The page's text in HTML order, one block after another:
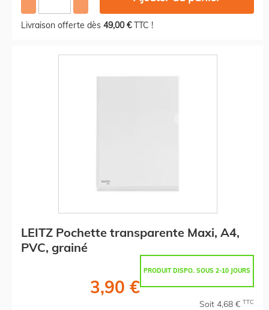
Livraison offerte dès 49,00 €TTC !
LEITZ Pochette transparente Maxi, A4,
PVC, grainé
PRODUIT DISPO. SOUS 2-10 JOURS
3,90 €
Soit 4,68 € TTC